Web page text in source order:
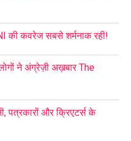
की कवरेज सबसे शर्मनाक रही!
ने अंग्रेज़ी अख़बार The
पत्रकारों और क्रिएटर्स के